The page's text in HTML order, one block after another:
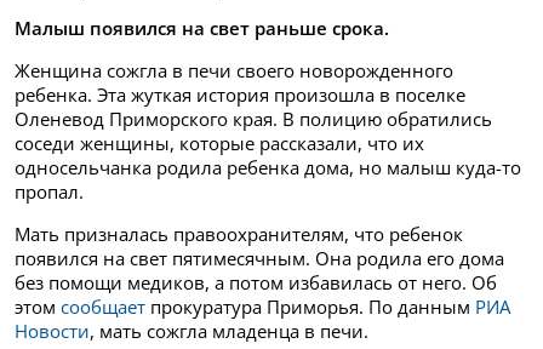
Малыш появился на свет раньше срока.
Женщина сожгла в печи своего новорожденного
ребенка. Эта жуткая история произошла в поселке
Оленевод Приморского края. В полицию обратились
соседи женщины, которые рассказали, что их
односельчанка родила ребенка дома, но малыш куда-то
пропал.
Мать призналась правоохранителям, что ребенок
появился на свет пятимесячным. Она родила его дома
без помощи медиков, а потом избавилась от него. Об
этом сообщает прокуратура Приморья. По данным РИА
Новости, мать сожгла младенца в печи.